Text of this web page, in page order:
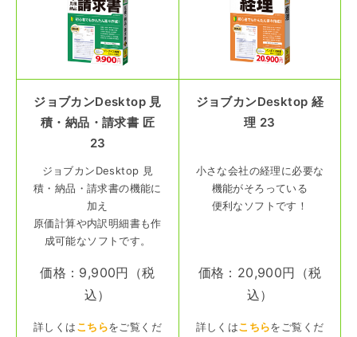
ジョブカンDesktop 見
積・納品・請求書 匠
23
ジョブカンDesktop 経
理 23
ジョブカンDesktop 見
積・納品・請求書の機能に
加え
原価計算や内訳明細書も作
成可能なソフトです。
小さな会社の経理に必要な
機能がそろっている
便利なソフトです！
価格：9,900円（税
込）
価格：20,900円（税
込）
詳しくはこちらをご覧くだ
詳しくはこちらをご覧くだ